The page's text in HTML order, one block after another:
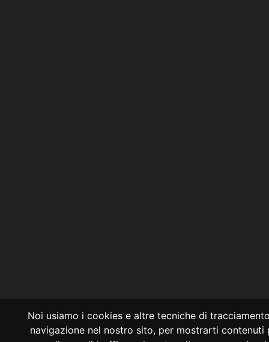
Noi usiamo i cookies e altre tecniche di
navigazione nel nostro sito, per mostrarti contenuti